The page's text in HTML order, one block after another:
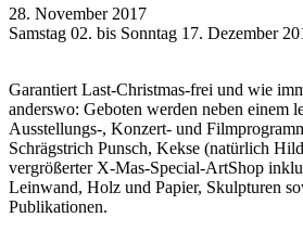
28. November 2017
Samstag 02. bis Sonntag 17. Dezember
Garantiert Last-Christmas-frei und wie
anderswo: Geboten werden neben einem
Ausstellungs-, Konzert- und
Schrägstrich Punsch, Kekse (natürlich
vergrößerter X-Mas-Special-ArtShop
Leinwand, Holz und Papier, Skulpturen
Publikationen.